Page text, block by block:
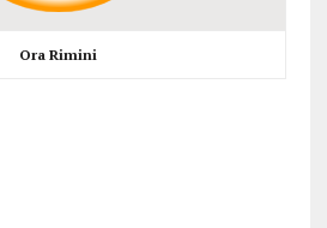
Ora Rimini